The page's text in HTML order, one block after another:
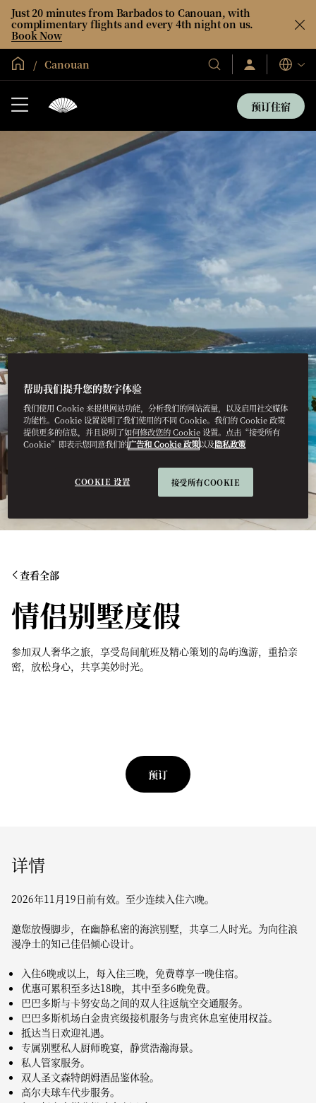
Just 20 minutes from Barbados to Canouan, with
complimentary flights and every 4th night on us.
Book Now
全球首页
Canouan
我
们
登
录/
即
加
入
语
言
预订住宿
查看全部
情侣别墅度假
参加双人奢华之旅，享受岛间航班及精心策划的岛屿逸游，重拾亲
密，放松身心，共享美妙时光。
预订
详情
2026年11月19日前有效。至少连续入住六晚。
邀您放慢脚步，在幽静私密的海滨别墅，共享二人时光。为向往浪
漫净土的知己佳侣倾心设计。
入住6晚或以上，每入住三晚，免费尊享一晚住宿。
优惠可累积至多达18晚，其中至多6晚免费。
巴巴多斯与卡努安岛之间的双人往返航空交通服务。
巴巴多斯机场白金贵宾级接机服务与贵宾休息室使用权益。
抵达当日欢迎礼遇。
专属别墅私人厨师晚宴，静赏浩瀚海景。
私人管家服务。
双人圣文森特朗姆酒品鉴体验。
高尔夫球车代步服务。
帮助我们提升您的数字体验
我们使用 Cookie 来提供网站功能，分析我们的网站流量，以及启用社交媒体
功能性。Cookie 设置说明了我们使用的不同 Cookie。我们的 Cookie 政策
提供更多的信息，并且说明了如何修改您的 Cookie 设置。点击“接受所有
Cookie”即表示您同意我们的广告和 Cookie 政策以及隐私政策
COOKIE 设置 接受所有COOKIE